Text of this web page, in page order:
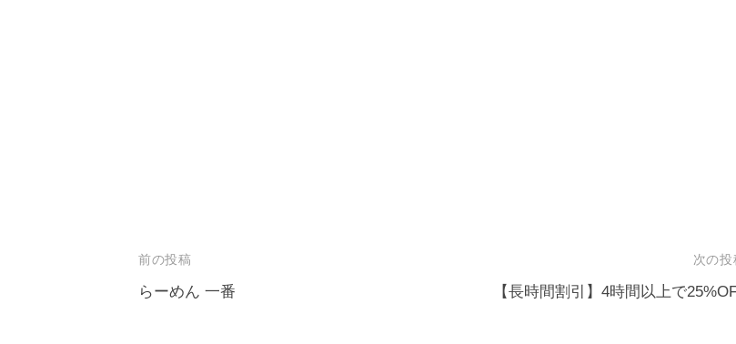
投
稿
前の投稿
らーめん 一番
次の投
【長時間割引】4時間以上で